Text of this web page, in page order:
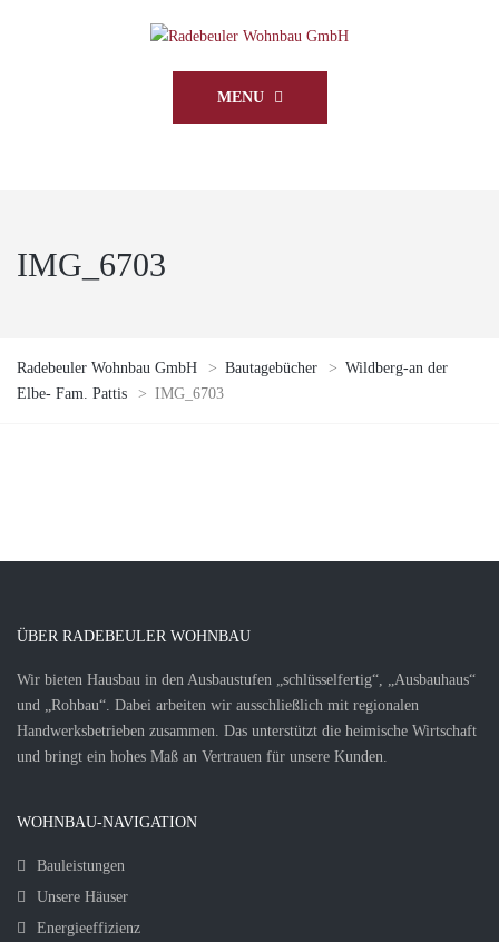
MENU
IMG_6703
Radebeuler Wohnbau GmbH > Bautagebücher > Wildberg-an der
Elbe- Fam. Pattis
> IMG_6703
ÜBER RADEBEULER WOHNBAU
Wir bieten Hausbau in den Ausbaustufen „schlüsselfertig“, „Ausbauhaus“
und „Rohbau“. Dabei arbeiten wir ausschließlich mit regionalen
Handwerksbetrieben zusammen. Das unterstützt die heimische Wirtschaft
und bringt ein hohes Maß an Vertrauen für unsere Kunden.
WOHNBAU-NAVIGATION
Bauleistungen
Unsere Häuser
Energieeffizienz